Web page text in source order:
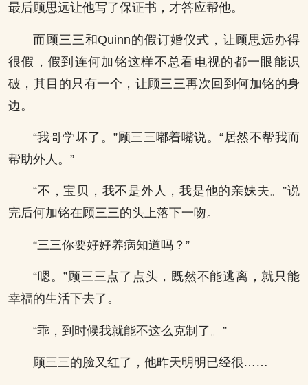
最后顾思远让他写了保证书，才答应帮他。
而顾三三和Quinn的假订婚仪式，让顾思远办得
很假，假到连何加铭这样不总看电视的都一眼能识
破，其目的只有一个，让顾三三再次回到何加铭的身
边。
“我哥学坏了。”顾三三嘟着嘴说。“居然不帮我而
帮助外人。”
“不，宝贝，我不是外人，我是他的亲妹夫。”说
完后何加铭在顾三三的头上落下一吻。
“三三你要好好养病知道吗？”
“嗯。”顾三三点了点头，既然不能逃离，就只能
幸福的生活下去了。
“乖，到时候我就能不这么克制了。”
顾三三的脸又红了，他昨天明明已经很……